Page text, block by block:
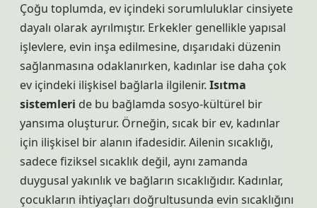
Çoğu toplumda, ev içindeki sorumluluklar cinsiyete
dayalı olarak ayrılmıştır. Erkekler genellikle yapısal
işlevlere, evin inşa edilmesine, dışarıdaki düzenin
sağlanmasına odaklanırken, kadınlar ise daha çok
ev içindeki ilişkisel bağlarla ilgilenir. Isıtma
sistemleri de bu bağlamda sosyo-kültürel bir
yansıma oluşturur. Örneğin, sıcak bir ev, kadınlar
için ilişkisel bir alanın ifadesidir. Ailenin sıcaklığı,
sadece fiziksel sıcaklık değil, aynı zamanda
duygusal yakınlık ve bağların sıcaklığıdır. Kadınlar,
çocukların ihtiyaçları doğrultusunda evin sıcaklığını